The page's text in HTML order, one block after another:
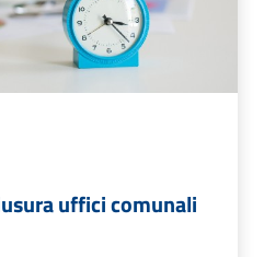
uffici comunali